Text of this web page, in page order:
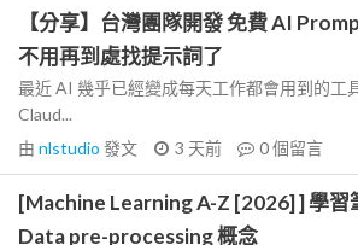
【分享】台灣團隊開發 免費 AI
不用再到處找提示詞了
最近 AI 幾乎已經變成每天工作都會用到的工
Claud...
由 nlstudio 發文 3 天前 0個留言
[Machine Learning A-Z [2026] ] 學習
Data pre-processing 概念